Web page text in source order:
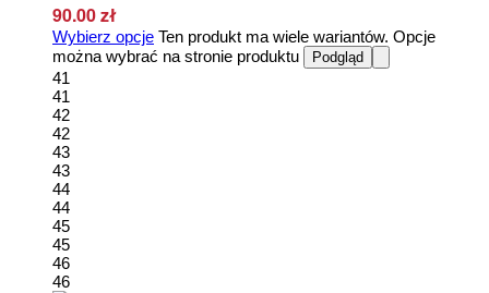
90.00zł
Wybierz opcje Ten produkt ma wiele wariantów. Opcje
można wybrać na stronie produktu
Podgląd
41
41
42
42
43
43
44
44
45
45
46
46